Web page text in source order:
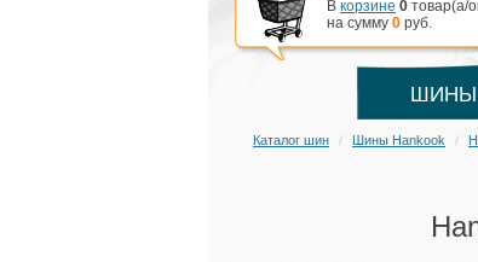
В корзине 0 товар(a/
на сумму 0 руб.
ШИНЫ
Каталог шин Шины Hankook